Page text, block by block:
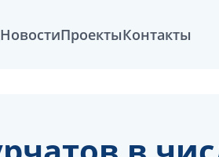
НовостиПроектыКонтакты